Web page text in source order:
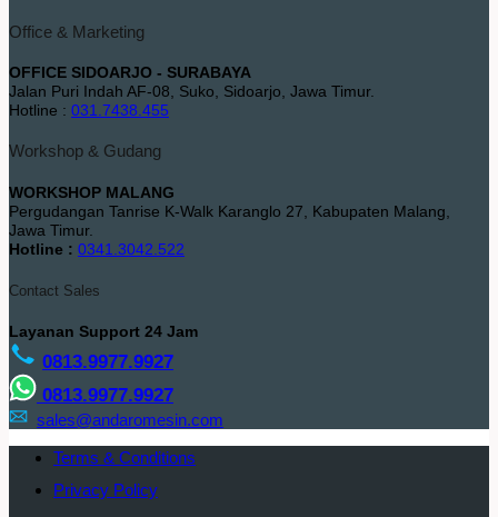
Office & Marketing
OFFICE SIDOARJO - SURABAYA
Jalan Puri Indah AF-08, Suko, Sidoarjo, Jawa Timur.
Hotline : 031.7438.455
Workshop & Gudang
WORKSHOP MALANG
Pergudangan Tanrise K-Walk Karanglo 27, Kabupaten Malang,
Jawa Timur.
Hotline : 0341.3042.522
Contact Sales
Layanan Support 24 Jam
0813.9977.9927
0813.9977.9927
sales@andaromesin.com
Terms & Conditions
Privacy Policy